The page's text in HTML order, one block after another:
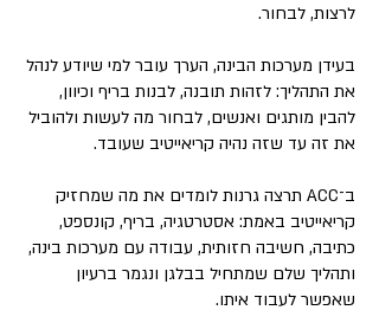
לרצות, לבחור.
בעידן מערכות הבינה, הערך עובר למי שיודע לנהל
את התהליך: לזהות תובנה, לבנות בריף וכיוון,
להבין מותגים ואנשים, לבחור מה לעשות ולהוביל
את זה עד שזה נהיה קריאייטיב שעובד.
ב־ACC תרצה גרנות לומדים את מה שמחזיק
קריאייטיב באמת: אסטרטגיה, בריף, קונספט,
כתיבה, חשיבה חזותית, עבודה עם מערכות בינה,
ותהליך שלם שמתחיל בבלגן ונגמר ברעיון
שאפשר לעבוד איתו.